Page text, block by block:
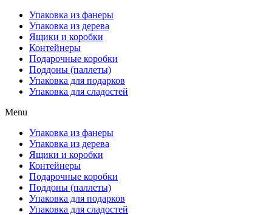
Упаковка из фанеры
Упаковка из дерева
Ящики и коробки
Контейнеры
Подарочные коробки
Поддоны (паллеты)
Упаковка для подарков
Упаковка для сладостей
Menu
Упаковка из фанеры
Упаковка из дерева
Ящики и коробки
Контейнеры
Подарочные коробки
Поддоны (паллеты)
Упаковка для подарков
Упаковка для сладостей